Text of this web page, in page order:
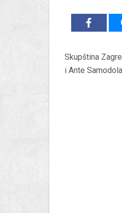
Skupština
i Ante